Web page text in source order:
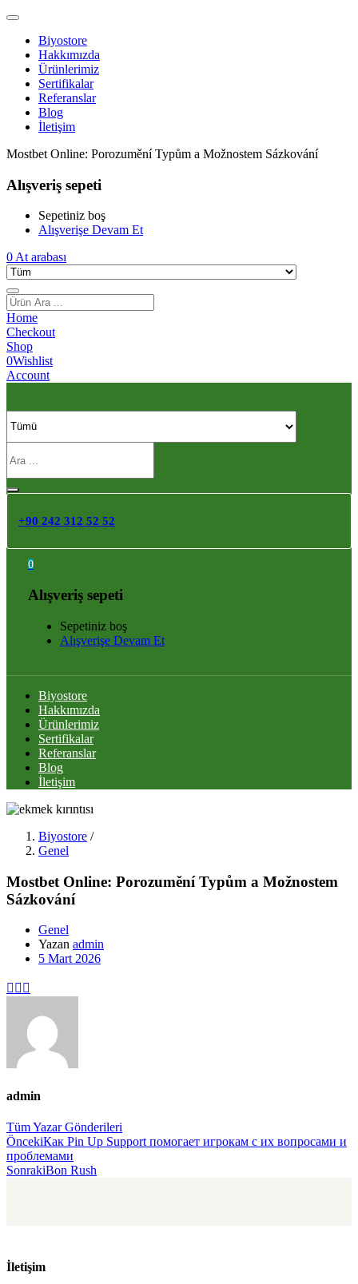
Biyostore
Hakkımızda
Ürünlerimiz
Sertifikalar
Referanslar
Blog
İletişim
Mostbet Online: Porozumění Typům a Možnostem Sázkování
Alışveriş sepeti
Sepetiniz boş
Alışverişe Devam Et
0At arabası
Home
Checkout
Shop
0Wishlist
Account
+90 242 312 52 52
0
Alışveriş sepeti
Sepetiniz boş
Alışverişe Devam Et
Biyostore
Hakkımızda
Ürünlerimiz
Sertifikalar
Referanslar
Blog
İletişim
Biyostore /
Genel
Mostbet Online: Porozumění Typům a Možnostem
Sázkování
Genel
Yazan admin
Posted
5 Mart 2026
admin
Tüm Yazar Gönderileri
Gönderi
navigasyonu
ÖncekiКак Pin Up Support помогает игрокам с их вопросами и
проблемами
SonrakiBon Rush
İletişim